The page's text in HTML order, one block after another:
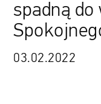
spadną do
03.02.2022